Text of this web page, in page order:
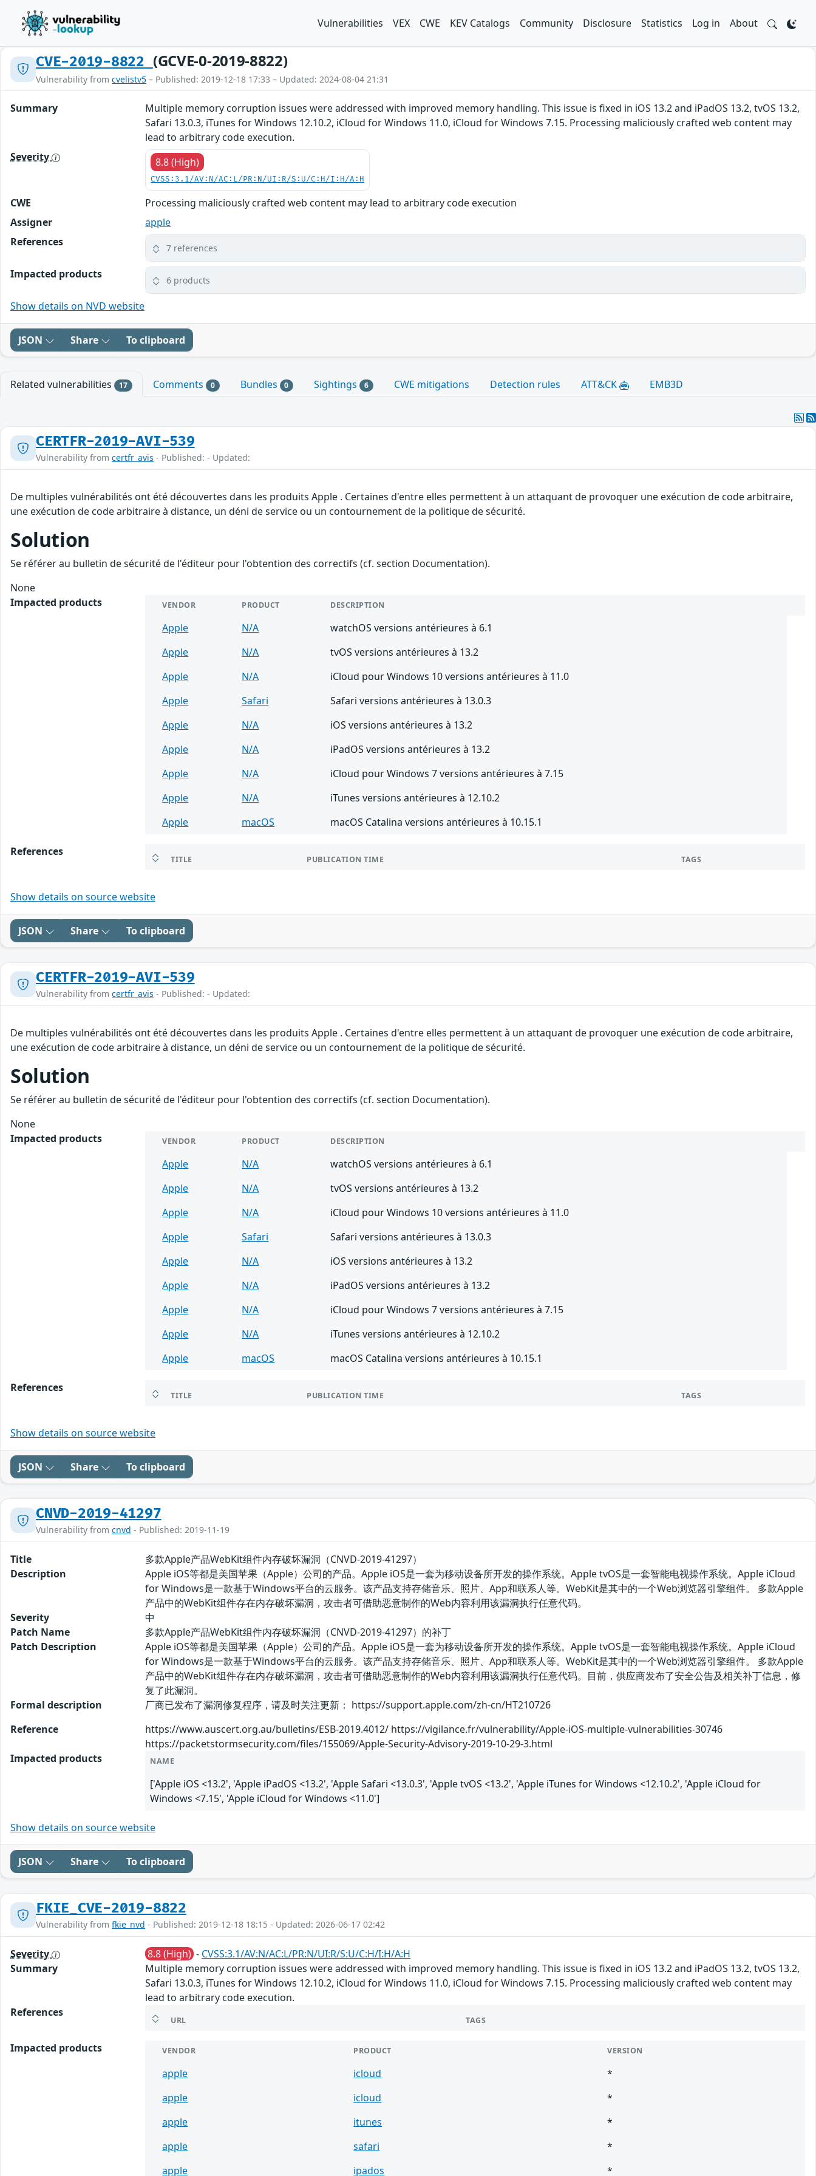
Vulnerabilities VEX CWE KEV Catalogs Community Disclosure Statistics Log in About
CVE-2019-8822 (GCVE-0-2019-8822)
Vulnerability from cvelistv5 – Published: 2019-12-18 17:33 – Updated: 2024-08-04 21:31
Summary
Multiple memory corruption issues were addressed with improved memory handling. This issue is fixed in iOS 13.2 and iPadOS 13.2, tvOS 13.2,
Safari 13.0.3, iTunes for Windows 12.10.2, iCloud for Windows 11.0, iCloud for Windows 7.15. Processing maliciously crafted web content may
lead to arbitrary code execution.
Severity
8.8 (High)
CVSS:3.1/AV:N/AC:L/PR:N/UI:R/S:U/C:H/I:H/A:H
CWE
Processing maliciously crafted web content may lead to arbitrary code execution
Assigner
apple
References
7 references
Impacted products 6 products
Show details on NVD website
JSON Share To clipboard
Related vulnerabilities 17 Comments 0 Bundles 0 Sightings 6 CWE mitigations Detection rules ATT&CK EMB3D
CERTFR-2019-AVI-539
Vulnerability from certfr_avis - Published: - Updated:
De multiples vulnérabilités ont été découvertes dans les produits Apple . Certaines d'entre elles permettent à un attaquant de provoquer une exécution de code arbitraire,
une exécution de code arbitraire à distance, un déni de service ou un contournement de la politique de sécurité.
Solution
Se référer au bulletin de sécurité de l'éditeur pour l'obtention des correctifs (cf. section Documentation).
None
Impacted products
VENDOR PRODUCT DESCRIPTION
Apple N/A
watchOS versions antérieures à 6.1
Apple
N/A
tvOS versions antérieures à 13.2
Apple
N/A
iCloud pour Windows 10 versions antérieures à 11.0
Apple
Safari
Safari versions antérieures à 13.0.3
Apple
N/A
iOS versions antérieures à 13.2
Apple
N/A
iPadOS versions antérieures à 13.2
Apple
N/A
iCloud pour Windows 7 versions antérieures à 7.15
Apple
N/A
iTunes versions antérieures à 12.10.2
Apple
macOS macOS Catalina versions antérieures à 10.15.1
References
TITLE PUBLICATION TIME TAGS
Show details on source website
JSON Share To clipboard
CERTFR-2019-AVI-539
Vulnerability from certfr_avis - Published: - Updated:
De multiples vulnérabilités ont été découvertes dans les produits Apple . Certaines d'entre elles permettent à un attaquant de provoquer une exécution de code arbitraire,
une exécution de code arbitraire à distance, un déni de service ou un contournement de la politique de sécurité.
Solution
Se référer au bulletin de sécurité de l'éditeur pour l'obtention des correctifs (cf. section Documentation).
None
Impacted products
VENDOR PRODUCT DESCRIPTION
Apple N/A
watchOS versions antérieures à 6.1
Apple
N/A
tvOS versions antérieures à 13.2
Apple
N/A
iCloud pour Windows 10 versions antérieures à 11.0
Apple
Safari
Safari versions antérieures à 13.0.3
Apple
N/A
iOS versions antérieures à 13.2
Apple
N/A
iPadOS versions antérieures à 13.2
Apple
N/A
iCloud pour Windows 7 versions antérieures à 7.15
Apple
N/A
iTunes versions antérieures à 12.10.2
Apple
macOS macOS Catalina versions antérieures à 10.15.1
References
TITLE PUBLICATION TIME TAGS
Show details on source website
JSON Share To clipboard
CNVD-2019-41297
Vulnerability from cnvd - Published: 2019-11-19
Title
多款Apple产品WebKit组件内存破坏漏洞（CNVD-2019-41297）
Description
Apple iOS等都是美国苹果（Apple）公司的产品。Apple iOS是一套为移动设备所开发的操作系统。Apple tvOS是一套智能电视操作系统。Apple iCloud
for Windows是一款基于Windows平台的云服务。该产品支持存储音乐、照片、App和联系人等。WebKit是其中的一个Web浏览器引擎组件。 多款Apple
产品中的WebKit组件存在内存破坏漏洞，攻击者可借助恶意制作的Web内容利用该漏洞执行任意代码。
Severity
中
Patch Name
多款Apple产品WebKit组件内存破坏漏洞（CNVD-2019-41297）的补丁
Patch Description
Apple iOS等都是美国苹果（Apple）公司的产品。Apple iOS是一套为移动设备所开发的操作系统。Apple tvOS是一套智能电视操作系统。Apple iCloud
for Windows是一款基于Windows平台的云服务。该产品支持存储音乐、照片、App和联系人等。WebKit是其中的一个Web浏览器引擎组件。 多款Apple
产品中的WebKit组件存在内存破坏漏洞，攻击者可借助恶意制作的Web内容利用该漏洞执行任意代码。目前，供应商发布了安全公告及相关补丁信息，修
复了此漏洞。
Formal description
厂商已发布了漏洞修复程序，请及时关注更新： https://support.apple.com/zh-cn/HT210726
Reference
https://www.auscert.org.au/bulletins/ESB-2019.4012/ https://vigilance.fr/vulnerability/Apple-iOS-multiple-vulnerabilities-30746
https://packetstormsecurity.com/files/155069/Apple-Security-Advisory-2019-10-29-3.html
Impacted products
NAME
['Apple iOS <13.2', 'Apple iPadOS <13.2', 'Apple Safari <13.0.3', 'Apple tvOS <13.2', 'Apple iTunes for Windows <12.10.2', 'Apple iCloud for
Windows <7.15', 'Apple iCloud for Windows <11.0']
Show details on source website
JSON Share To clipboard
FKIE_CVE-2019-8822
Vulnerability from fkie_nvd - Published: 2019-12-18 18:15 - Updated: 2026-06-17 02:42
Severity 8.8 (High) - CVSS:3.1/AV:N/AC:L/PR:N/UI:R/S:U/C:H/I:H/A:H
Summary
Multiple memory corruption issues were addressed with improved memory handling. This issue is fixed in iOS 13.2 and iPadOS 13.2, tvOS 13.2,
Safari 13.0.3, iTunes for Windows 12.10.2, iCloud for Windows 11.0, iCloud for Windows 7.15. Processing maliciously crafted web content may
lead to arbitrary code execution.
References
URL TAGS
Impacted products VENDOR PRODUCT VERSION
apple icloud
*
apple
icloud
*
apple
itunes
*
apple
safari
*
apple
ipados *